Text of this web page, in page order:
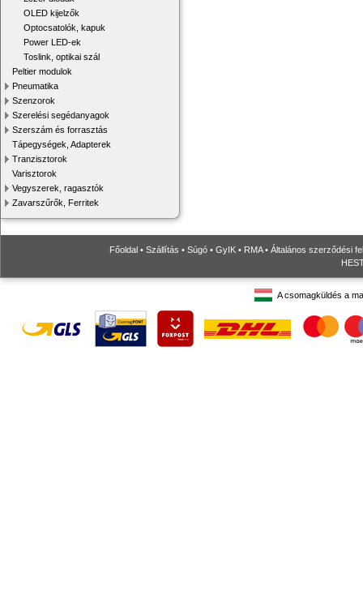
OLED kijelzők
Optocsatolók, kapuk
Power LED-ek
Toslink, optikai szál
Peltier modulok
Pneumatika
Szenzorok
Szerelési segédanyagok
Szerszám és forrasztás
Tápegységek, Adapterek
Tranzisztorok
Varisztorok
Vegyszerek, ragasztók
Zavarszűrők, Ferritek
Főoldal • Szállítás • Súgó • GyIK • RMA• Általános szerződési
A csomagküldés a